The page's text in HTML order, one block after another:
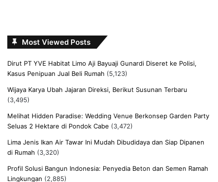
Most Viewed Posts
Dirut PT YVE Habitat Limo Aji Bayuaji Gunardi Diseret ke Polisi,
Kasus Penipuan Jual Beli Rumah (5,123)
Wijaya Karya Ubah Jajaran Direksi, Berikut Susunan Terbaru
(3,495)
Melihat Hidden Paradise: Wedding Venue Berkonsep Garden Party
Seluas 2 Hektare di Pondok Cabe (3,472)
Lima Jenis Ikan Air Tawar Ini Mudah Dibudidaya dan Siap Dipanen
di Rumah (3,320)
Profil Solusi Bangun Indonesia: Penyedia Beton dan Semen Ramah
Lingkungan (2,885)